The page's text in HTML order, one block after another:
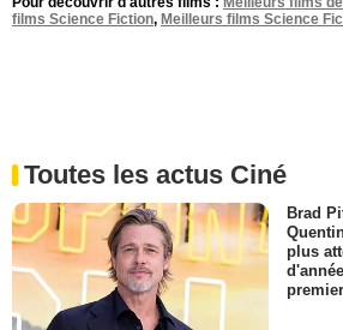
films Science Fiction, Meilleurs films Science
Toutes les actus Ciné
Brad
plus